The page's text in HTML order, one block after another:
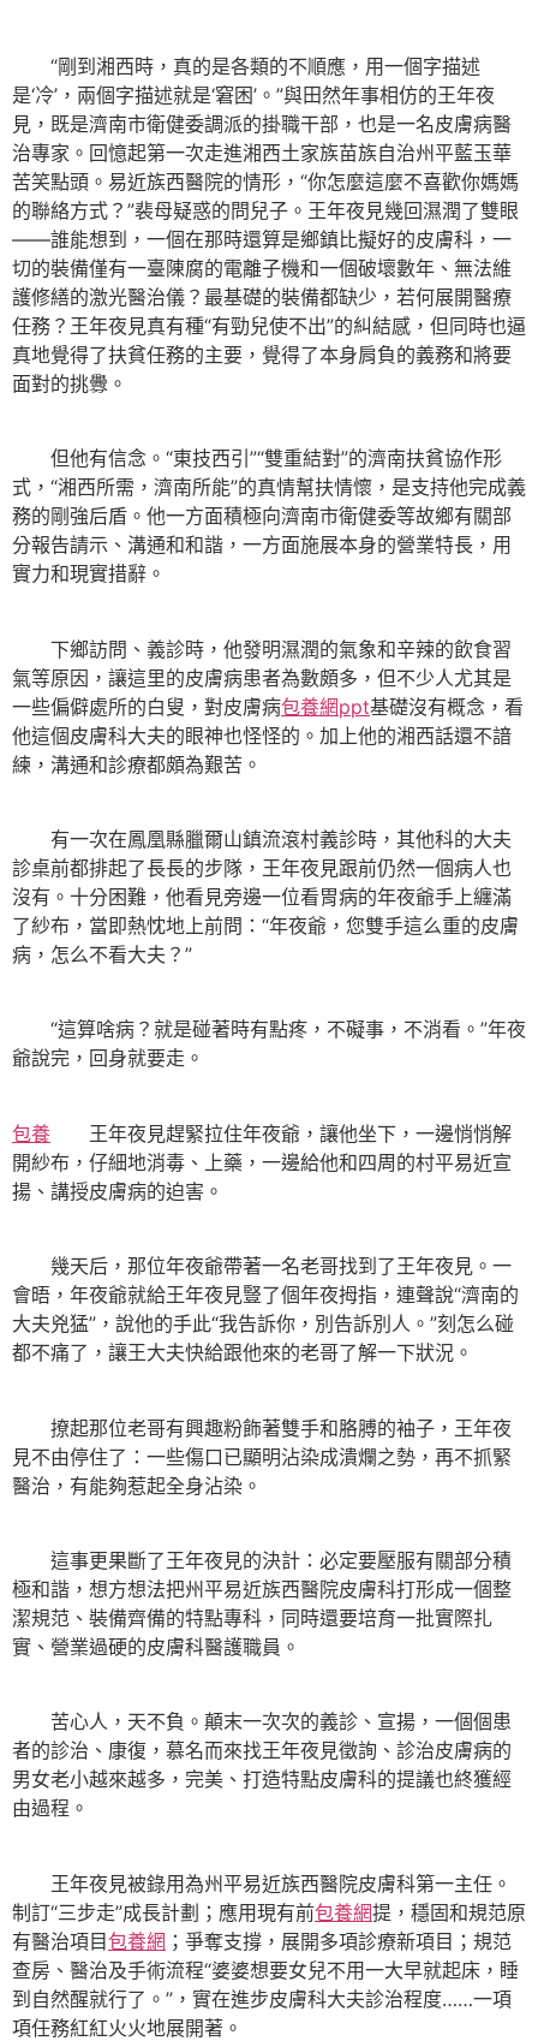
“剛到湘西時，真的是各類的不順應，用一個字描述
是‘冷’，兩個字描述就是‘窘困’。”與田然年事相仿的王年夜
見，既是濟南市衛健委調派的掛職干部，也是一名皮膚病醫
治專家。回憶起第一次走進湘西土家族苗族自治州平藍玉華
苦笑點頭。易近族西醫院的情形，“你怎麼這麼不喜歡你媽媽
的聯絡方式？”裴母疑惑的問兒子。王年夜見幾回濕潤了雙眼
——誰能想到，一個在那時還算是鄉鎮比擬好的皮膚科，一
切的裝備僅有一臺陳腐的電離子機和一個破壞數年、無法維
護修繕的激光醫治儀？最基礎的裝備都缺少，若何展開醫療
任務？王年夜見真有種“有勁兒使不出”的糾結感，但同時也逼
真地覺得了扶貧任務的主要，覺得了本身肩負的義務和將要
面對的挑釁。
但他有信念。“東技西引”“雙重結對”的濟南扶貧協作形
式，“湘西所需，濟南所能”的真情幫扶情懷，是支持他完成義
務的剛強后盾。他一方面積極向濟南市衛健委等故鄉有關部
分報告請示、溝通和和諧，一方面施展本身的營業特長，用
實力和現實措辭。
下鄉訪問、義診時，他發明濕潤的氣象和辛辣的飲食習
氣等原因，讓這里的皮膚病患者為數頗多，但不少人尤其是
一些偏僻處所的白叟，對皮膚病包養網ppt基礎沒有概念，看
他這個皮膚科大夫的眼神也怪怪的。加上他的湘西話還不諳
練，溝通和診療都頗為艱苦。
有一次在鳳凰縣臘爾山鎮流滾村義診時，其他科的大夫
診桌前都排起了長長的步隊，王年夜見跟前仍然一個病人也
沒有。十分困難，他看見旁邊一位看胃病的年夜爺手上纏滿
了紗布，當即熱忱地上前問：“年夜爺，您雙手這么重的皮膚
病，怎么不看大夫？”
“這算啥病？就是碰著時有點疼，不礙事，不消看。”年夜
爺說完，回身就要走。
包養 王年夜見趕緊拉住年夜爺，讓他坐下，一邊悄悄解
開紗布，仔細地消毒、上藥，一邊給他和四周的村平易近宣
揚、講授皮膚病的迫害。
幾天后，那位年夜爺帶著一名老哥找到了王年夜見。一
會晤，年夜爺就給王年夜見豎了個年夜拇指，連聲說“濟南的
大夫兇猛”，說他的手此“我告訴你，別告訴別人。”刻怎么碰
都不痛了，讓王大夫快給跟他來的老哥了解一下狀況。
撩起那位老哥有興趣粉飾著雙手和胳膊的袖子，王年夜
見不由停住了：一些傷口已顯明沾染成潰爛之勢，再不抓緊
醫治，有能夠惹起全身沾染。
這事更果斷了王年夜見的決計：必定要壓服有關部分積
極和諧，想方想法把州平易近族西醫院皮膚科打形成一個整
潔規范、裝備齊備的特點專科，同時還要培育一批實際扎
實、營業過硬的皮膚科醫護職員。
苦心人，天不負。顛末一次次的義診、宣揚，一個個患
者的診治、康復，慕名而來找王年夜見徵詢、診治皮膚病的
男女老小越來越多，完美、打造特點皮膚科的提議也終獲經
由過程。
王年夜見被錄用為州平易近族西醫院皮膚科第一主任。
制訂“三步走”成長計劃；應用現有前包養網提，穩固和規范原
有醫治項目包養網 ；爭奪支撐，展開多項診療新項目；規范
查房、醫治及手術流程“婆婆想要女兒不用一大早就起床，睡
到自然醒就行了。”，實在進步皮膚科大夫診治程度……一項
項任務紅紅火火地展開著。